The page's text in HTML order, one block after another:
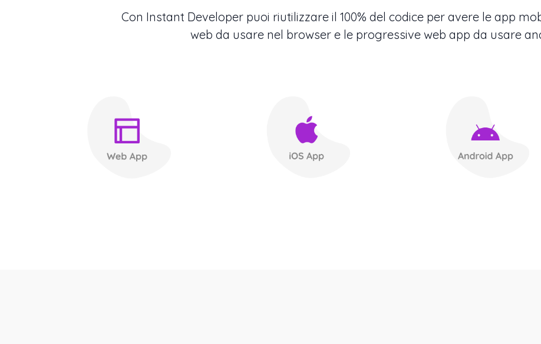
Con Instant Developer puoi riutilizzare il 100% del codice per avere le app
web da usare nel browser e le progressive web app da usare